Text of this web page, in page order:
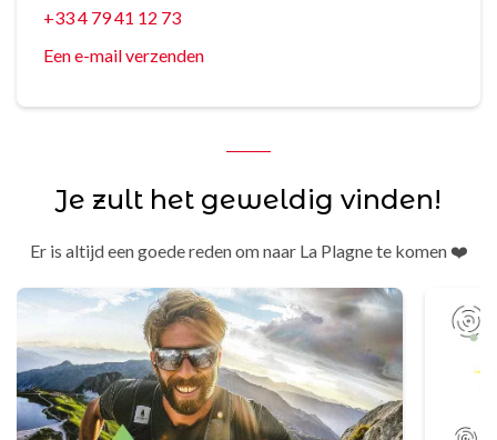
+33 4 79 41 12 73
Een e-mail verzenden
Je zult het geweldig vinden!
Er is altijd een goede reden om naar La Plagne te komen ❤️